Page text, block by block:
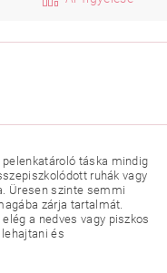
táska mindig
ruhák vagy
Üresen szinte semmi
zárja tartalmát.
a nedves vagy piszkos
és